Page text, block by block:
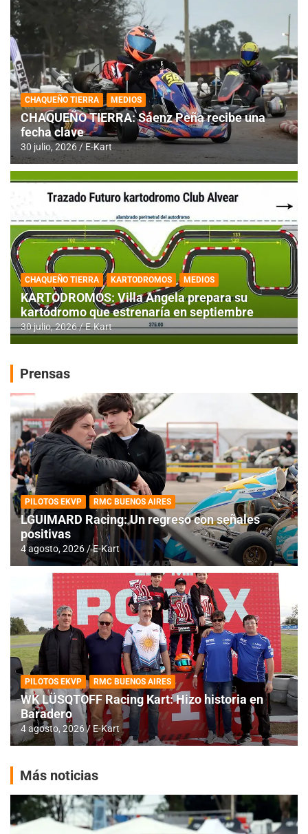
CHAQUEÑO TIERRA MEDIOS
CHAQUEÑO TIERRA: Sáenz Peña recibe una
fecha clave
30 julio, 2026 E-Kart
CHAQUEÑO TIERRA KARTODROMOS MEDIOS
KARTODROMOS: Villa Angela prepara su
kartódromo que estrenaría en septiembre
30 julio, 2026 E-Kart
Prensas
PILOTOS EKVP RMC BUENOS AIRES
LGUIMARD Racing: Un regreso con señales
positivas
4 agosto, 2026 E-Kart
PILOTOS EKVP RMC BUENOS AIRES
WK LÜSQTOFF Racing Kart: Hizo historia en
Baradero
4 agosto, 2026 E-Kart
Más noticias